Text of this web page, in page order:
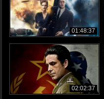
01:48:37
02:02:37